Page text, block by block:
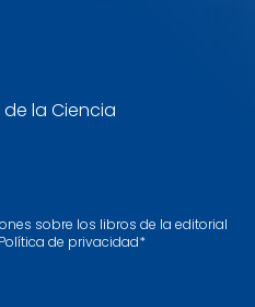
la Ciencia
sobre los libros de la editorial
de privacidad*